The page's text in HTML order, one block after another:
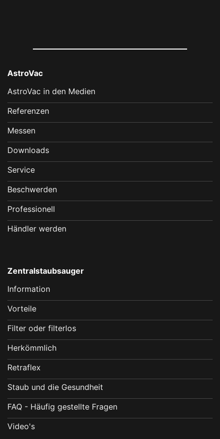
AstroVac
AstroVac in den Medien
Referenzen
Messen
Downloads
Service
Beschwerden
Professionell
Händler werden
Zentralstaubsauger
Information
Vorteile
Filter oder filterlos
Herkömmlich
Retraflex
Staub und die Gesundheit
FAQ - Häufig gestellte Fragen
Video's